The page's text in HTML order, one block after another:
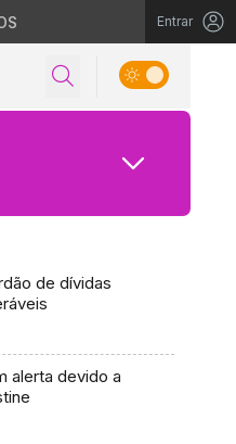
Entrar
de dívidas
alerta devido a